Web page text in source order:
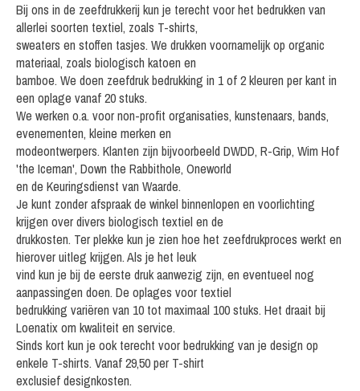
Bij ons in de zeefdrukkerij kun je terecht voor het bedrukken van
allerlei soorten textiel, zoals T-shirts,
sweaters en stoffen tasjes. We drukken voornamelijk op organic
materiaal, zoals biologisch katoen en
bamboe. We doen zeefdruk bedrukking in 1 of 2 kleuren per kant in
een oplage vanaf 20 stuks.
We werken o.a. voor non-profit organisaties, kunstenaars, bands,
evenementen, kleine merken en
modeontwerpers. Klanten zijn bijvoorbeeld DWDD, R-Grip, Wim Hof
'the Iceman', Down the Rabbithole, Oneworld
en de Keuringsdienst van Waarde.
Je kunt zonder afspraak de winkel binnenlopen en voorlichting
krijgen over divers biologisch textiel en de
drukkosten. Ter plekke kun je zien hoe het zeefdrukproces werkt en
hierover uitleg krijgen. Als je het leuk
vind kun je bij de eerste druk aanwezig zijn, en eventueel nog
aanpassingen doen. De oplages voor textiel
bedrukking variëren van 10 tot maximaal 100 stuks. Het draait bij
Loenatix om kwaliteit en service.
Sinds kort kun je ook terecht voor bedrukking van je design op
enkele T-shirts. Vanaf 29,50 per T-shirt
exclusief designkosten.